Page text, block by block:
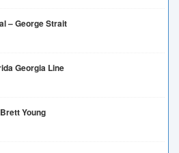
– George Strait
Georgia Line
Young